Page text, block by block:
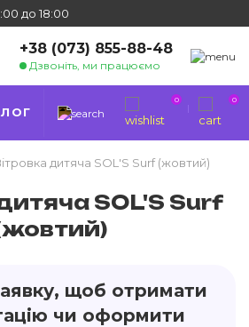
до 18:00
+38 (073) 855-88-48
Дзвоніть, ми працюємо
0 0
дитяча SOL'S Surf (жовтий)
SOL'S Surf
щоб отримати
чи оформити